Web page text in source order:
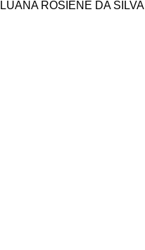
LUANA ROSIENE DA SILVA